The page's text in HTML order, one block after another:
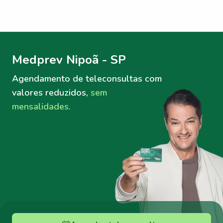
Medprev Nipoã - SP
Agendamento de teleconsultas com
valores reduzidos, sem
mensalidades.